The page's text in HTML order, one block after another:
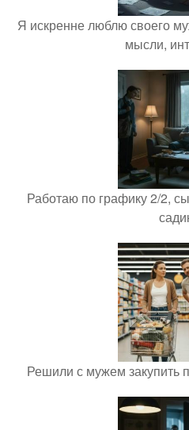
Я искренне люблю своего
мысли,
Работаю по графику 2/2,
Решили с мужем закупить